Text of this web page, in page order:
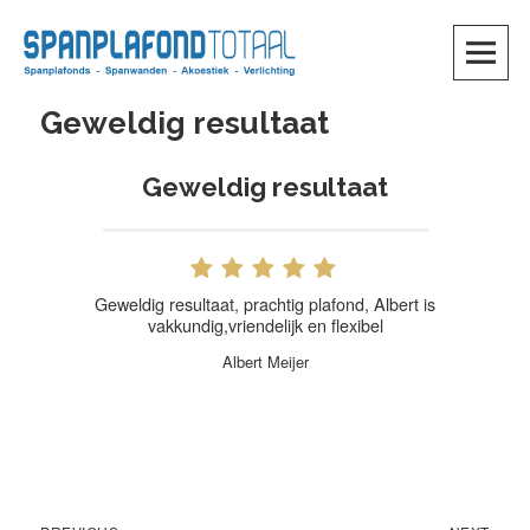
content
Geweldig resultaat
Geweldig resultaat
Geweldig resultaat, prachtig plafond, Albert is
vakkundig,vriendelijk en flexibel
Albert Meijer